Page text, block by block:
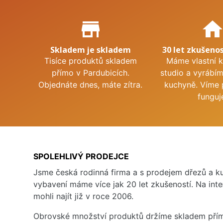
Proč nakupovat u nás?
store_mall_directory
Skladem je skladem
Tisíce produktů skladem
přímo v Pardubicích.
Objednáte dnes, máte zítra.
home
30 let
Máme vlastní
studio a
kuchyně. Víme
SPOLEHLIVÝ PRODEJCE
Jsme česká rodinná firma a s prodejem dřezů a
vybavení máme více jak 20 let zkušeností. Na
mohli najít již v roce 2006.
Obrovské množství produktů držíme skladem